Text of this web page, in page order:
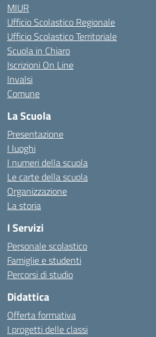
MIUR
Ufficio Scolastico Regionale
Ufficio Scolastico Territoriale
Scuola in Chiaro
Iscrizioni On Line
Invalsi
Comune
La Scuola
Presentazione
I luoghi
I numeri della scuola
Le carte della scuola
Organizzazione
La storia
I Servizi
Personale scolastico
Famiglie e studenti
Percorsi di studio
Didattica
Offerta formativa
I progetti delle classi